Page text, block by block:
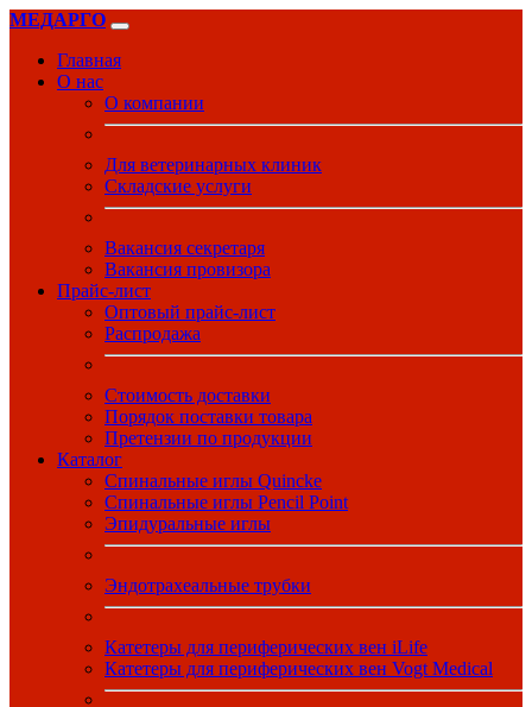
МЕДАРГО
Главная
О нас
О компании
Для ветеринарных клиник
Складские услуги
Вакансия секретаря
Вакансия провизора
Прайс-лист
Оптовый прайс-лист
Распродажа
Стоимость доставки
Порядок поставки товара
Претензии по продукции
Каталог
Спинальные иглы Quincke
Спинальные иглы Pencil Point
Эпидуральные иглы
Эндотрахеальные трубки
Катетеры для периферических вен iLife
Катетеры для периферических вен Vogt Medical